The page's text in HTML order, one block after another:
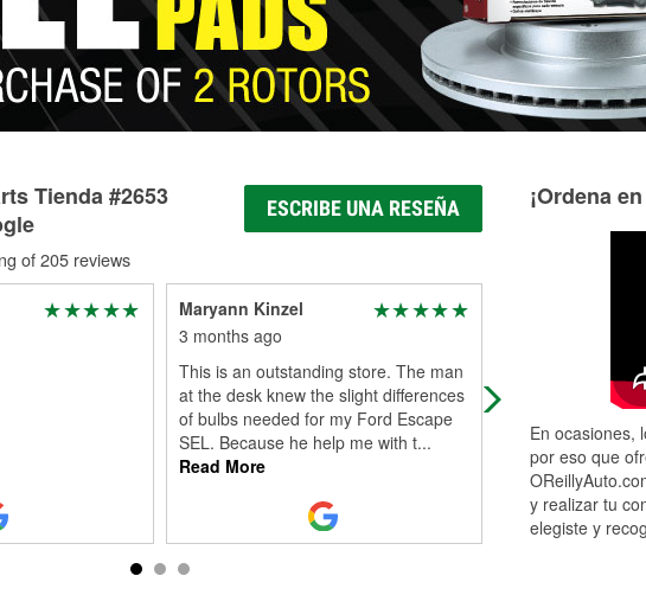
Tienda #2653
ESCRIBE UNA RESEÑA
of 205 reviews
Maryann Kinzel
3 months ago
This is an outstanding store. The man
at the desk knew the slight differences
of bulbs needed for my Ford Escape
SEL. Because he help me with t...
Read More
Very good
¡Ordena
En ocasiones,
por eso que
y realizar tu
elegiste y